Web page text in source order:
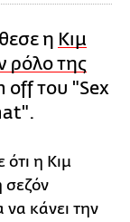
η Κιμ
ρόλο της
off του "Sex
η Κιμ
σεζόν
να κάνει την